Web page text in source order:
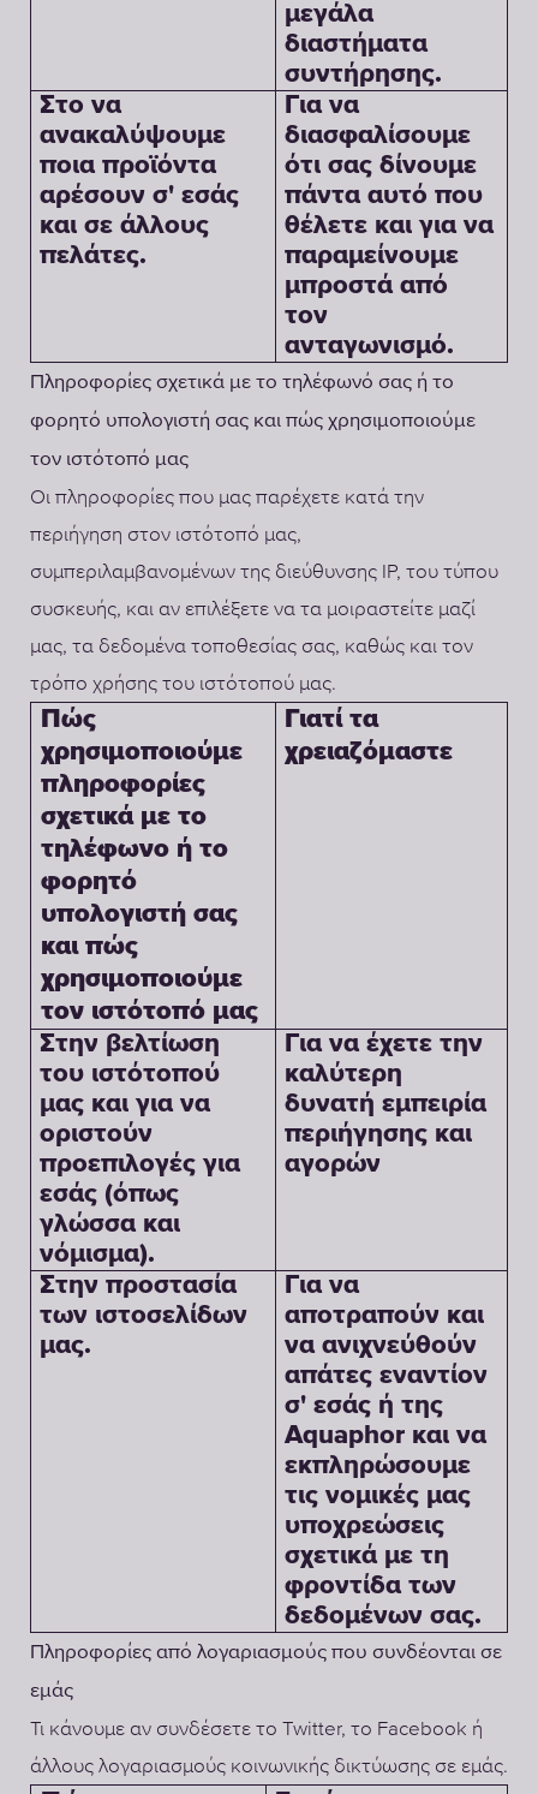
μεγάλα
διαστήματα
συντήρησης.
Στο να
ανακαλύψουμε
ποια προϊόντα
αρέσουν σ' εσάς
και σε άλλους
πελάτες.
Για να
διασφαλίσουμε
ότι σας δίνουμε
πάντα αυτό που
θέλετε και για να
παραμείνουμε
μπροστά από
τον
ανταγωνισμό.
Πληροφορίες σχετικά με το τηλέφωνό σας ή το
φορητό υπολογιστή σας και πώς χρησιμοποιούμε
τον ιστότοπό μας
Οι πληροφορίες που μας παρέχετε κατά την
περιήγηση στον ιστότοπό μας,
συμπεριλαμβανομένων της διεύθυνσης IP, του τύπου
συσκευής, και αν επιλέξετε να τα μοιραστείτε μαζί
μας, τα δεδομένα τοποθεσίας σας, καθώς και τον
τρόπο χρήσης του ιστότοπού μας.
Πώς
χρησιμοποιούμε
πληροφορίες
σχετικά με το
τηλέφωνο ή το
φορητό
υπολογιστή σας
και πώς
χρησιμοποιούμε
τον ιστότοπό μας
Γιατί τα
χρειαζόμαστε
Στην βελτίωση
του ιστότοπού
μας και για να
οριστούν
προεπιλογές για
εσάς (όπως
γλώσσα και
νόμισμα).
Για να έχετε την
καλύτερη
δυνατή εμπειρία
περιήγησης και
αγορών
Στην προστασία
των ιστοσελίδων
μας.
Για να
αποτραπούν και
να ανιχνεύθούν
απάτες εναντίον
σ' εσάς ή της
Aquaphor και να
εκπληρώσουμε
τις νομικές μας
υποχρεώσεις
σχετικά με τη
φροντίδα των
δεδομένων σας.
Πληροφορίες από λογαριασμούς που συνδέονται σε
εμάς
Τι κάνουμε αν συνδέσετε το Twitter, το Facebook ή
άλλους λογαριασμούς κοινωνικής δικτύωσης σε εμάς.